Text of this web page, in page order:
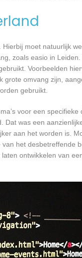
moet natuurlijk
zoals easio in
Voorbeelden
omvang zijn,
gebruikt.
voor een
was een
aan het worden is.
het desbetreffende
ontwikkelen van